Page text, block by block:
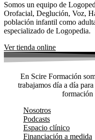
Somos un equipo de
Orofacial, Deglución, Voz,
población infantil como
especializado de Logopedia.
Ver tienda online
En Scire Formación
trabajamos día a día
formación
Nosotros
Podcasts
Espacio clínico
Financiación a medida